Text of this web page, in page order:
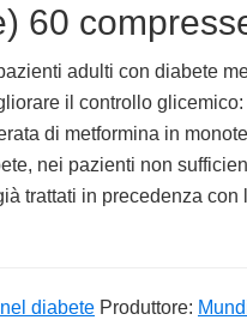
60
adulti con diabete
il controllo
di metformina in
nei pazienti non
trattati in precedenza
diabete Produttore: